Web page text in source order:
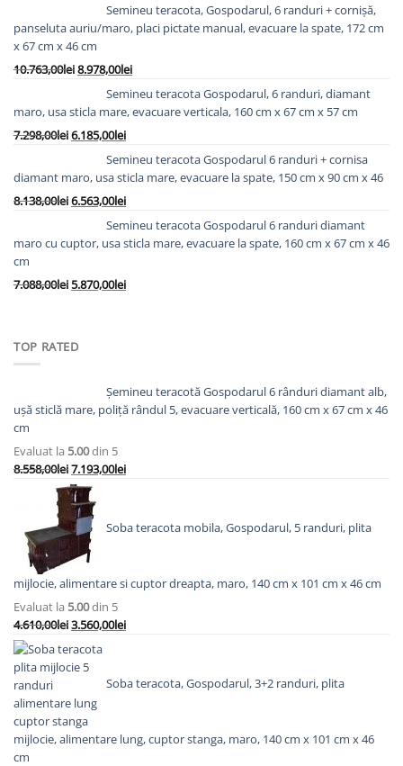
Semineu teracota, Gospodarul, 6 randuri + cornișă,
panseluta auriu/maro, placi pictate manual, evacuare la spate, 172 cm
x 67 cm x 46 cm
10.763,00leiPrețul
a
10.763,00lei.
8.978,00leiPrețul
Semineu teracota Gospodarul, 6 randuri, diamant
maro, usa sticla mare, evacuare verticala, 160 cm x 67 cm x 57 cm
7.298,00leiPrețul
fost:
7.298,00lei.
6.185,00leiPrețul
curent
este:
6.185,00lei.
Semineu teracota Gospodarul 6 randuri + cornisa
diamant maro, usa sticla mare, evacuare la spate, 150 cm x 90 cm x 46
8.138,00leiPrețul
fost:
6.563,00leiPrețul
curent
este:
6.563,00lei.
Semineu teracota Gospodarul 6 randuri diamant
maro cu cuptor, usa sticla mare, evacuare la spate, 160 cm x 67 cm x 46
cm
7.088,00lei Prețul
7.088,00lei.
5.870,00leiPrețul
TOP RATED
Șemineu teracotă Gospodarul 6 rânduri diamant alb,
ușă sticlă mare, poliță rândul 5, evacuare verticală, 160 cm x 67 cm x 46
cm
Evaluat la 5.00din 5
8.558,00leiPrețul
inițial
a
fost:
8.558,00lei.
7.193,00leiPrețul
7.193,00lei.
Soba teracota mobila, Gospodarul, 5 randuri, plita
mijlocie, alimentare si cuptor dreapta, maro, 140 cm x 101 cm x 46 cm
Evaluat la 5.00din 5
4.610,00leiPrețul
inițial
a
4.610,00lei.
3.560,00leiPrețul
3.560,00lei.
Soba teracota, Gospodarul, 3+2 randuri, plita
mijlocie, alimentare lung, cuptor stanga, maro, 140 cm x 101 cm x 46
cm